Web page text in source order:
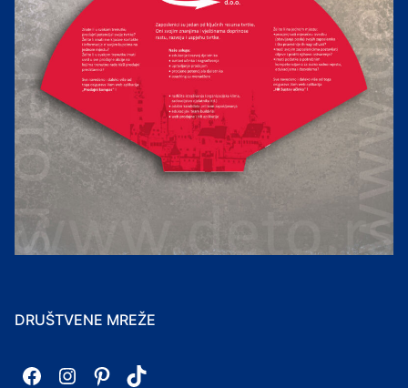
DRUŠTVENE MREŽE
Facebook
Instagram
Pinterest
TikTok